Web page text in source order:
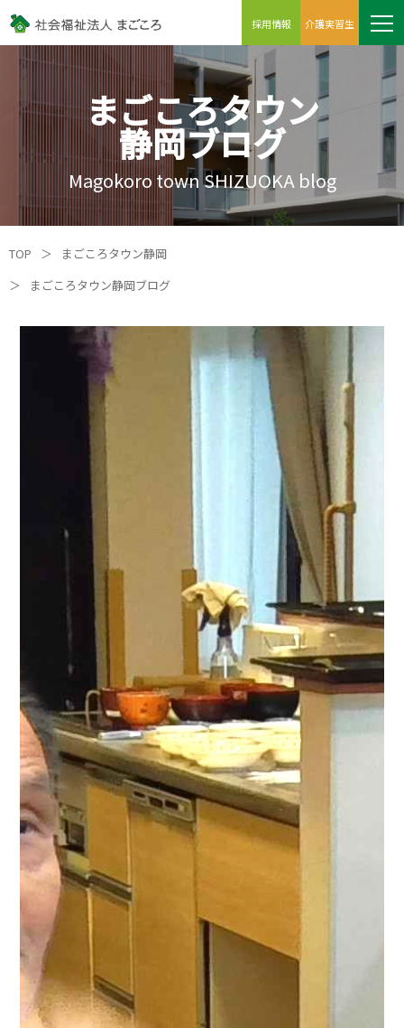
採用情報 介護実習生
まごころタウン
静岡ブログ
Magokoro town SHIZUOKA blog
TOP ＞
まごころタウン静岡
＞
まごころタウン静岡ブログ